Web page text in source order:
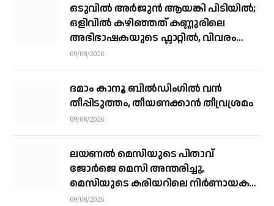
ഒടുവിൽ അർജുൻ ആയങ്കി പിടിയിൽ;
ഒളിവിൽ കഴിഞ്ഞത് കണ്ണൂരിലെ
അഭിഭാഷകയുടെ ഫ്ലാറ്റിൽ, വിവരം
നൽകിയത് ഓട്ടോ ഡ്രൈവർ
09/08/2026
ദമാം കാനൂ ബിൽഡിംഗിൽ വൻ
തീപ്പിടുത്തം, തീയണക്കാൻ തീവ്രശ്രമം
09/08/2026
ലയണൽ മെസിയുടെ പിതാവ്
ജോർജെ മെസി അന്തരിച്ചു, ​
മെസിയുടെ കരിയറിലെ നിർണായക
ശക്തി
09/08/2026